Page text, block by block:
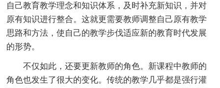
自己教育教学理念和知识体系，及时补充新知识，并对
原有知识进行整合。这就更需要教师调整自己原有教学
思路和方法，使自己的教学步伐适应新的教育时代发展
的形势。
不仅如此，还要更新教师的角色。新课程中教师的
角色也发生了很大的变化。传统的教学几乎都是强行灌